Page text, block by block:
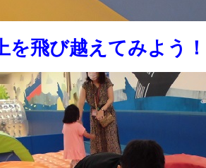
飛び越えてみよう！